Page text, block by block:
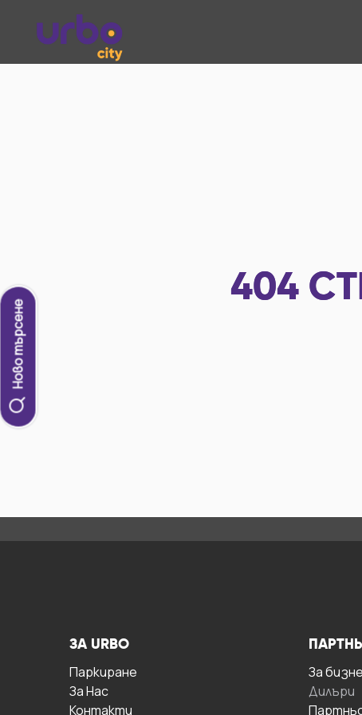
Ново търсене
404
ЗА URBO
Паркиране
За Hас
Контакти
За
Дилъри